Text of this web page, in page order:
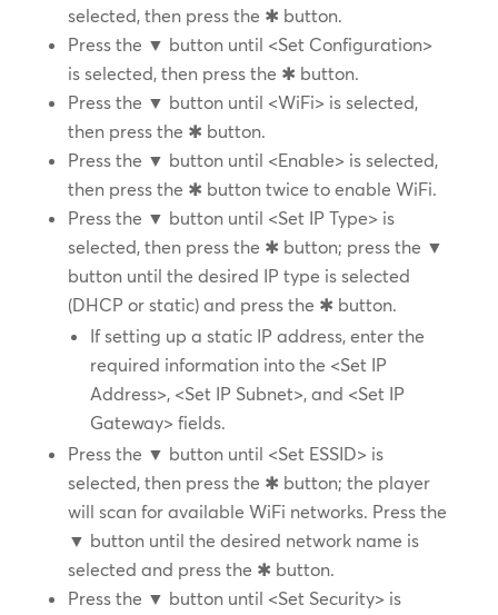
selected, then press the ✱ button.
Press the ▼ button until <Set Configuration>
is selected, then press the ✱ button.
Press the ▼ button until <WiFi> is selected,
then press the ✱ button.
Press the ▼ button until <Enable> is selected,
then press the ✱ button twice to enable WiFi.
Press the ▼ button until <Set IP Type> is
selected, then press the ✱ button; press the ▼
button until the desired IP type is selected
(DHCP or static) and press the ✱ button.
If setting up a static IP address, enter the
required information into the <Set IP
Address>, <Set IP Subnet>, and <Set IP
Gateway> fields.
Press the ▼ button until <Set ESSID> is
selected, then press the ✱ button; the player
will scan for available WiFi networks. Press the
▼ button until the desired network name is
selected and press the ✱ button.
Press the ▼ button until <Set Security> is